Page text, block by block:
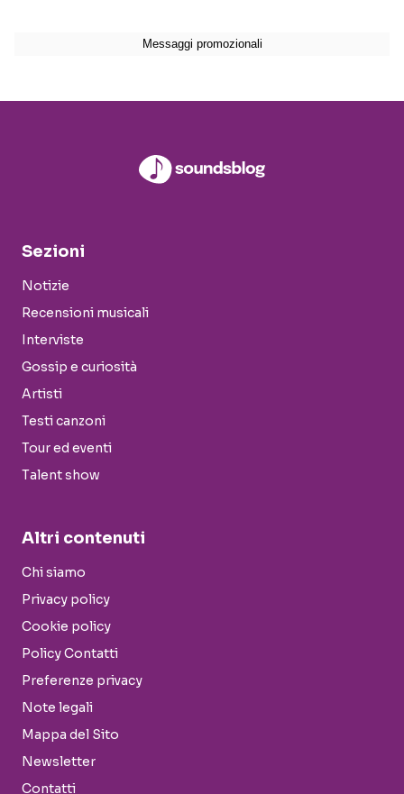
Sezioni
Notizie
Recensioni musicali
Interviste
Gossip e curiosità
Artisti
Testi canzoni
Tour ed eventi
Talent show
Altri contenuti
Chi siamo
Privacy policy
Cookie policy
Policy Contatti
Preferenze privacy
Note legali
Mappa del Sito
Newsletter
Contatti